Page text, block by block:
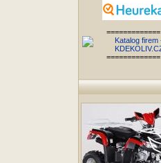
=============
=============